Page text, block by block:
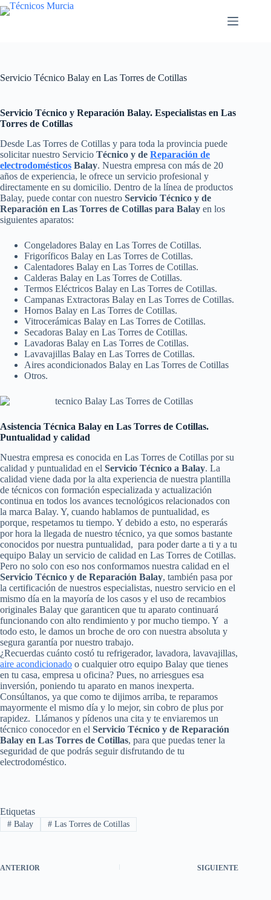
Saltar
al
Servicio Técnico Balay en Las Torres de Cotillas
Servicio Técnico y Reparación Balay. Especialistas en Las
Torres de Cotillas
Desde Las Torres de Cotillas y para toda la provincia puede
solicitar nuestro Servicio Técnico y de Reparación de
electrodomésticos Balay. Nuestra empresa con más de 20
años de experiencia, le ofrece un servicio profesional y
directamente en su domicilio. Dentro de la línea de productos
Balay, puede contar con nuestro Servicio Técnico y de
Reparación en Las Torres de Cotillas para Balay en los
siguientes aparatos:
Congeladores Balay en Las Torres de Cotillas.
Frigoríficos Balay en Las Torres de Cotillas.
Calentadores Balay en Las Torres de Cotillas.
Calderas Balay en Las Torres de Cotillas.
Termos Eléctricos Balay en Las Torres de Cotillas.
Campanas Extractoras Balay en Las Torres de Cotillas.
Hornos Balay en Las Torres de Cotillas.
Vitrocerámicas Balay en Las Torres de Cotillas.
Secadoras Balay en Las Torres de Cotillas.
Lavadoras Balay en Las Torres de Cotillas.
Lavavajillas Balay en Las Torres de Cotillas.
Aires acondicionados Balay en Las Torres de Cotillas
Otros.
Asistencia Técnica Balay en Las Torres de Cotillas.
Puntualidad y calidad
Nuestra empresa es conocida en Las Torres de Cotillas por su
calidad y puntualidad en el Servicio Técnico a Balay. La
calidad viene dada por la alta experiencia de nuestra plantilla
de técnicos con formación especializada y actualización
continua en todos los avances tecnológicos relacionados con
la marca Balay. Y, cuando hablamos de puntualidad, es
porque, respetamos tu tiempo. Y debido a esto, no esperarás
por hora la llegada de nuestro técnico, ya que somos bastante
conocidos por nuestra puntualidad, para poder darte a ti y a tu
equipo Balay un servicio de calidad en Las Torres de Cotillas.
Pero no solo con eso nos conformamos nuestra calidad en el
Servicio Técnico y de Reparación Balay, también pasa por
la certificación de nuestros especialistas, nuestro servicio en el
mismo día en la mayoría de los casos y el uso de recambios
originales Balay que garanticen que tu aparato continuará
funcionando con alto rendimiento y por mucho tiempo. Y a
todo esto, le damos un broche de oro con nuestra absoluta y
segura garantía por nuestro trabajo.
¿Recuerdas cuánto costó tu refrigerador, lavadora, lavavajillas,
aire acondicionado o cualquier otro equipo Balay que tienes
en tu casa, empresa u oficina? Pues, no arriesgues esa
inversión, poniendo tu aparato en manos inexperta.
Consúltanos, ya que como te dijimos arriba, te reparamos
mayormente el mismo día y lo mejor, sin cobro de plus por
rapidez. Llámanos y pídenos una cita y te enviaremos un
técnico conocedor en el Servicio Técnico y de Reparación
Balay en Las Torres de Cotillas, para que puedas tener la
seguridad de que podrás seguir disfrutando de tu
electrodoméstico.
Etiquetas
#Balay #Las Torres de Cotillas
ANTERIOR SIGUIENTE